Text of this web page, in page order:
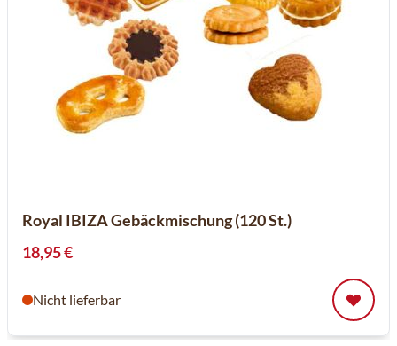
Royal IBIZA Gebäckmischung (120 St.)
18,95 €
Nicht lieferbar